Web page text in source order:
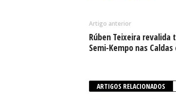
Artigo anterior
Rúben Teixeira revalida
Semi-Kempo nas Caldas
ARTIGOS RELACIONADOS